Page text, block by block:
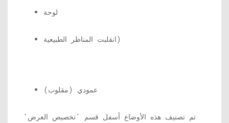
لوحة
انقلبت المناظر الطبيعية)
عمودي (مقلوب)
تم تصنيف هذه الأوضاع أسفل قسم 'تخصيص العرض'